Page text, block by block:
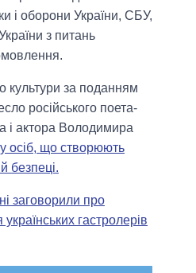
і оборони України, СБУ,
з питань
культури за поданням
російського поета-
і актора Володимира
осіб, що створюють
безпеці.
заговорили про
гастролерів